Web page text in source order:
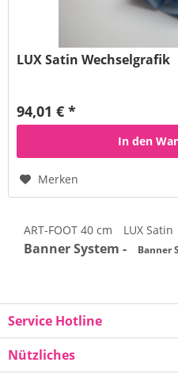
LUX Satin Wechselgrafik
94,01 € *
In den
Merken
ART-FOOT 40 cm LUX Satin
Banner System -
Banner
Service Hotline
Nützliches